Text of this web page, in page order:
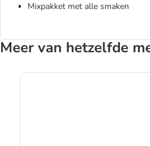
Mixpakket met alle smaken
Meer van hetzelfde